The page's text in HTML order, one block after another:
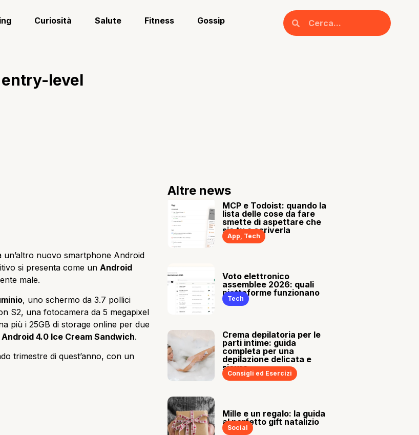
Curiosità Salute Fitness Gossip
entry-level
un’altro nuovo smartphone Android
si presenta come un Android
male.
, uno schermo da 3.7 pollici
S2, una fotocamera da 5 megapixel
più i 25GB di storage online per due
Android 4.0 Ice Cream Sandwich.
trimestre di quest’anno, con un
Altre news
MCP e Todoist: quando la
lista delle cose da fare
smette di aspettare che
sia tu a scriverla
App, Tech
Voto elettronico
assemblee 2026: quali
piattaforme funzionano
Tech
Crema depilatoria per le
parti intime: guida
completa per una
depilazione delicata e
sicura
Consigli ed Esercizi
Mille e un regalo: la guida
al perfetto gift natalizio
Social